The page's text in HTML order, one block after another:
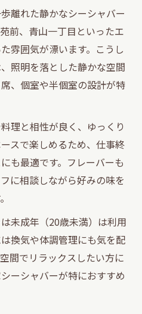
一丁目のシーシャ空間
が弾むシーシャバーの魅
シーシャ空間の特徴
けになる大人のデート術
空間でシーシャを満喫
バーで過ごす特別なシー
ーで味わうシーシャ体験
会の非日常なひととき
な落ち着きシーシャ空間
距離感が生まれる理由
離れた静かなシーシャバー
前、青山一丁目といったエ
雰囲気が漂います。こうし
照明を落とした静かな空間
、個室や半個室の設計が特
理と相性が良く、ゆっくり
スで楽しめるため、仕事終
も最適です。フレーバーも
に相談しながら好みの味を
未成年（20歳未満）は利用
換気や体調管理にも気を配
間でリラックスしたい方に
ーシャバーが特におすすめ